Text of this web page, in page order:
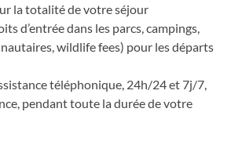
la totalité de votre séjour
d’entrée dans les parcs, campings,
wildlife fees) pour les départs
téléphonique, 24h/24 et 7j/7,
pendant toute la durée de votre